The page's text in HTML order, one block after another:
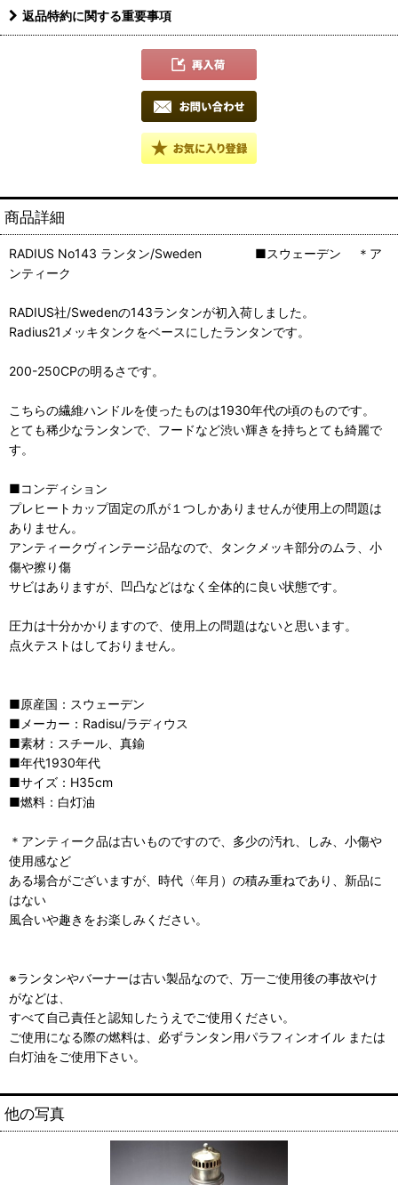
返品特約に関する重要事項
商品詳細
RADIUS No143 ランタン/Sweden ■スウェーデン ＊ア
ンティーク
RADIUS社/Swedenの143ランタンが初入荷しました。
Radius21メッキタンクをベースにしたランタンです。
200-250CPの明るさです。
こちらの繊維ハンドルを使ったものは1930年代の頃のものです。
とても稀少なランタンで、フードなど渋い輝きを持ちとても綺麗で
す。
■コンディション
プレヒートカップ固定の爪が１つしかありませんが使用上の問題は
ありません。
アンティークヴィンテージ品なので、タンクメッキ部分のムラ、小
傷や擦り傷
サビはありますが、凹凸などはなく全体的に良い状態です。
圧力は十分かかりますので、使用上の問題はないと思います。
点火テストはしておりません。
■原産国：スウェーデン
■メーカー：Radisu/ラディウス
■素材：スチール、真鍮
■年代1930年代
■サイズ：H35cm
■燃料：白灯油
＊アンティーク品は古いものですので、多少の汚れ、しみ、小傷や
使用感など
ある場合がございますが、時代〈年月）の積み重ねであり、新品に
はない
風合いや趣きをお楽しみください。
※ランタンやバーナーは古い製品なので、万一ご使用後の事故やけ
がなどは、
すべて自己責任と認知したうえでご使用ください。
ご使用になる際の燃料は、必ずランタン用パラフィンオイル または
白灯油をご使用下さい。
他の写真